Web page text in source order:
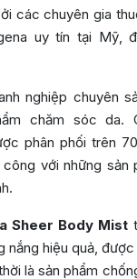
các chuyên gia
uy tín tại Mỹ,
nghiệp chuyên
chăm sóc da.
phân phối trên
với những sản
Sheer Body Mist
nắng hiệu quả,
là sản phẩm